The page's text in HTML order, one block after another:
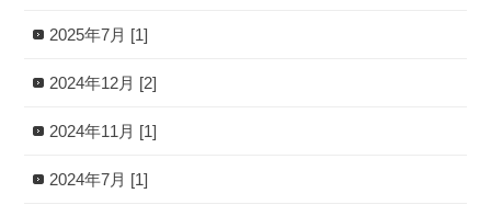
2025年7月 [1]
2024年12月 [2]
2024年11月 [1]
2024年7月 [1]